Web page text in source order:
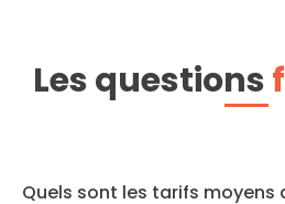
Les questions
Quels sont les tarifs